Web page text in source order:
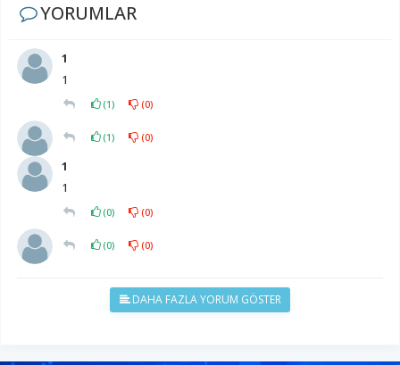
YORUMLAR
1
1
(1) (0)
(1) (0)
1
1
(0) (0)
(0) (0)
DAHA FAZLA YORUM GÖSTER